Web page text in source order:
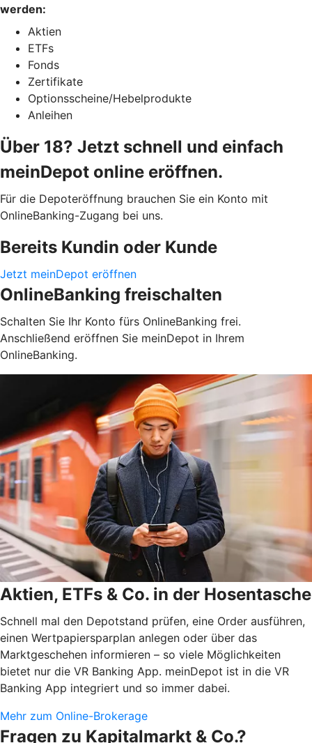
werden:
Aktien
ETFs
Fonds
Zertifikate
Optionsscheine/Hebelprodukte
Anleihen
Über 18? Jetzt schnell und einfach
meinDepot online eröffnen.
Für die Depoteröffnung brauchen Sie ein Konto mit
OnlineBanking-Zugang bei uns.
Bereits Kundin oder Kunde
Jetzt meinDepot eröffnen
OnlineBanking freischalten
Schalten Sie Ihr Konto fürs OnlineBanking frei.
Anschließend eröffnen Sie meinDepot in Ihrem
OnlineBanking.
Aktien, ETFs & Co. in der Hosentasche
Schnell mal den Depotstand prüfen, eine Order ausführen,
einen Wertpapiersparplan anlegen oder über das
Marktgeschehen informieren – so viele Möglichkeiten
bietet nur die VR Banking App. meinDepot ist in die VR
Banking App integriert und so immer dabei.
Mehr zum Online-Brokerage
Fragen zu Kapitalmarkt & Co.?